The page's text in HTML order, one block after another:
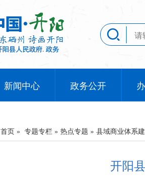
新闻中心 政务公开
首页 » 专题专栏 » 热点专题 » 县域商业体系
开阳